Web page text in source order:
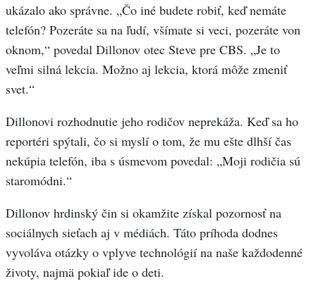
ukázalo ako správne. „Čo iné budete robiť, keď nemáte
telefón? Pozeráte sa na ľudí, všímate si veci, pozeráte von
oknom,“ povedal Dillonov otec Steve pre CBS. „Je to
veľmi silná lekcia. Možno aj lekcia, ktorá môže zmeniť
svet.“
Dillonovi rozhodnutie jeho rodičov neprekáža. Keď sa ho
reportéri spýtali, čo si myslí o tom, že mu ešte dlhší čas
nekúpia telefón, iba s úsmevom povedal: „Moji rodičia sú
staromódni.“
Dillonov hrdinský čin si okamžite získal pozornosť na
sociálnych sieťach aj v médiách. Táto príhoda dodnes
vyvoláva otázky o vplyve technológií na naše každodenné
životy, najmä pokiaľ ide o deti.